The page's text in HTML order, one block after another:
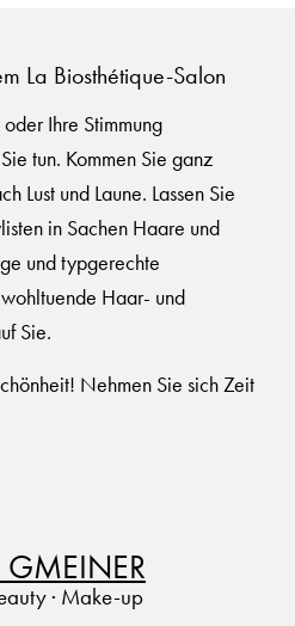
La Biosthétique-Salon
Ihre Stimmung
tun. Kommen Sie ganz
Lust und Laune. Lassen Sie
in Sachen Haare und
und typgerechte
Haar- und
Sie.
Nehmen Sie sich Zeit
GMEINER
· Make-up